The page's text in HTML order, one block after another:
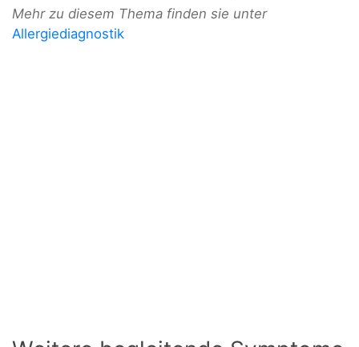
Mehr zu diesem Thema finden sie unter
Allergiediagnostik